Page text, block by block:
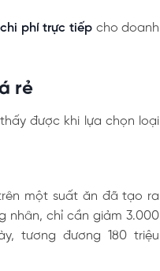
phí trực tiếpcho doanh
rẻ
được khi lựa chọn loại
một suất ăn đã tạo ra
nhân, chỉ cần giảm 3.000
tương đương 180 triệu